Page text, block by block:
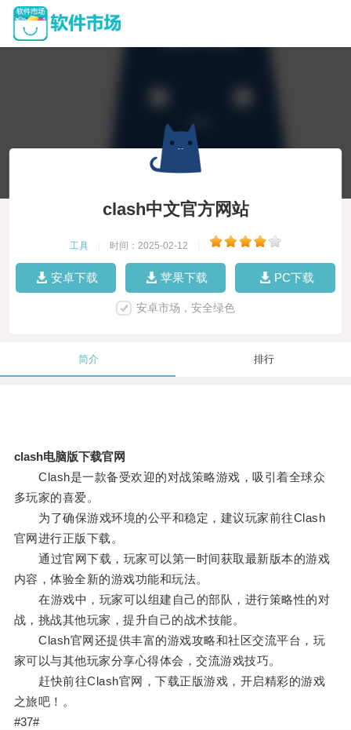
clash中文官方网站
工具 时间：2025-02-12
安卓下载 苹果下载 PC下载
安卓市场，安全绿色
简介 排行
clash电脑版下载官网
Clash是一款备受欢迎的对战策略游戏，吸引着全球众
多玩家的喜爱。
为了确保游戏环境的公平和稳定，建议玩家前往Clash
官网进行正版下载。
通过官网下载，玩家可以第一时间获取最新版本的游戏
内容，体验全新的游戏功能和玩法。
在游戏中，玩家可以组建自己的部队，进行策略性的对
战，挑战其他玩家，提升自己的战术技能。
Clash官网还提供丰富的游戏攻略和社区交流平台，玩
家可以与其他玩家分享心得体会，交流游戏技巧。
赶快前往Clash官网，下载正版游戏，开启精彩的游戏
之旅吧！。
#37#